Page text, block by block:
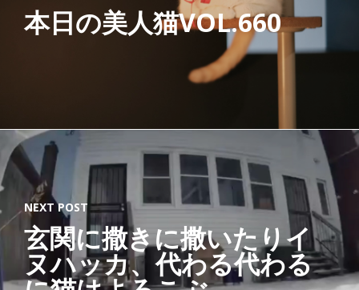
本日の美人猫VOL.660
NEXT POST
玄関に撒きに撒いたりイ
ヌハッカ、代わる代わる